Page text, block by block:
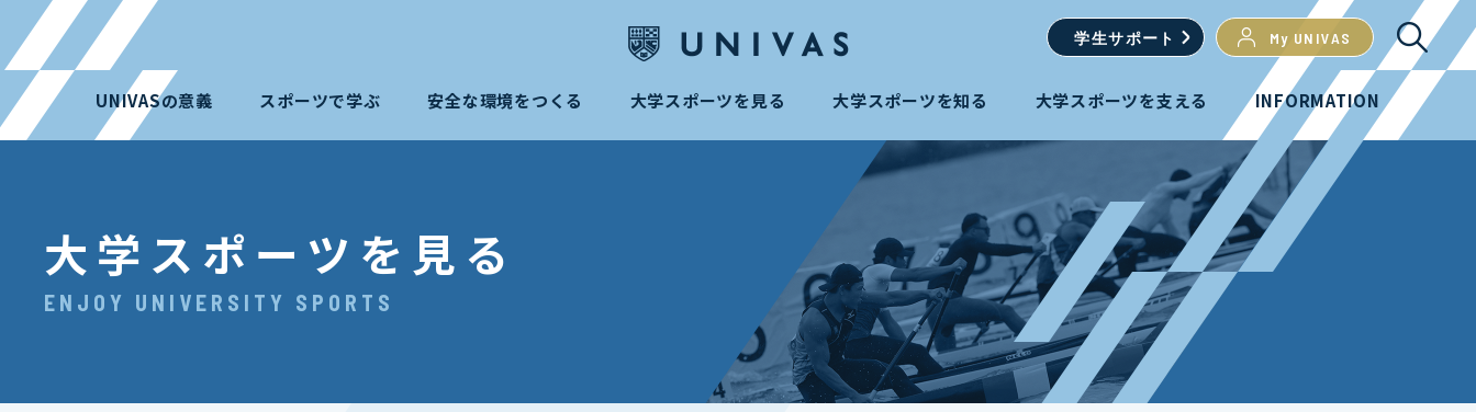
学生サポート My UNIVAS
UNIVASの意義 スポーツで学ぶ 安全な環境をつくる 大学スポーツを見る 大学スポーツを知る 大学スポーツを支える INFORMATION
大学スポーツを見る
ENJOY UNIVERSITY SPORTS